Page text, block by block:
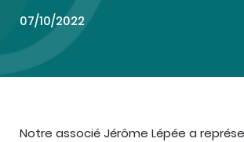
07/10/2022
Notre associé Jérôme Lépée a